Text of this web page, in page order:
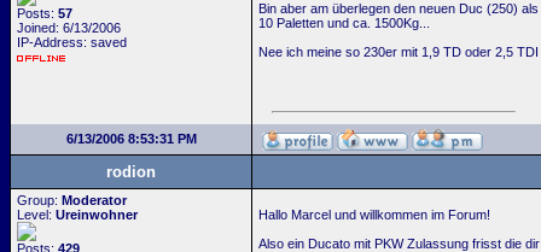
Posts: 57
Joined: 6/13/2006
IP-Address: saved
Bin aber am überlegen den neuen Duc (250)
10 Paletten und ca. 1500Kg...
Nee ich meine so 230er mit 1,9 TD oder 2,5
6/13/2006 8:53:31 PM
rodion
Group: Moderator
Level: Ureinwohner
Posts: 429
Hallo Marcel und willkommen im Forum!
Also ein Ducato mit PKW Zulassung frisst die